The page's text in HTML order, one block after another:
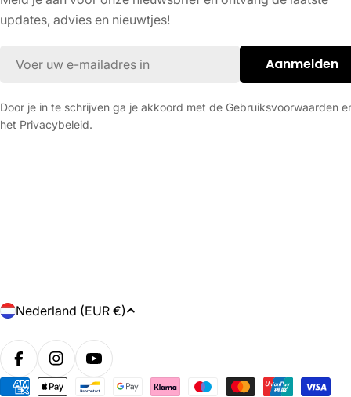
updates, advies en nieuwtjes!
Aanmelden
Door je in te schrijven ga je akkoord met de Gebruiksvoorwaarden
het Privacybeleid.
L
a
n
Nederland (EUR €)
Betaalmethoden